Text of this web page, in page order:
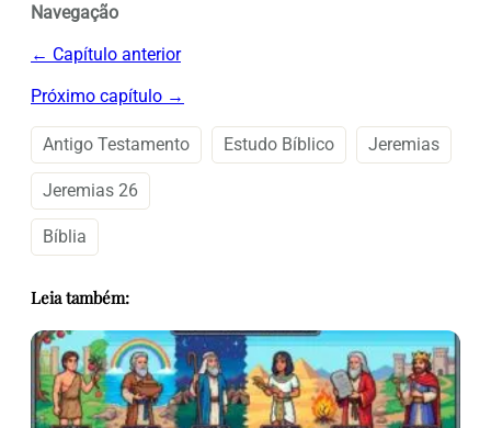
Navegação
← Capítulo anterior
Próximo capítulo →
Antigo Testamento Estudo Bíblico Jeremias
Jeremias 26
Bíblia
Leia também: